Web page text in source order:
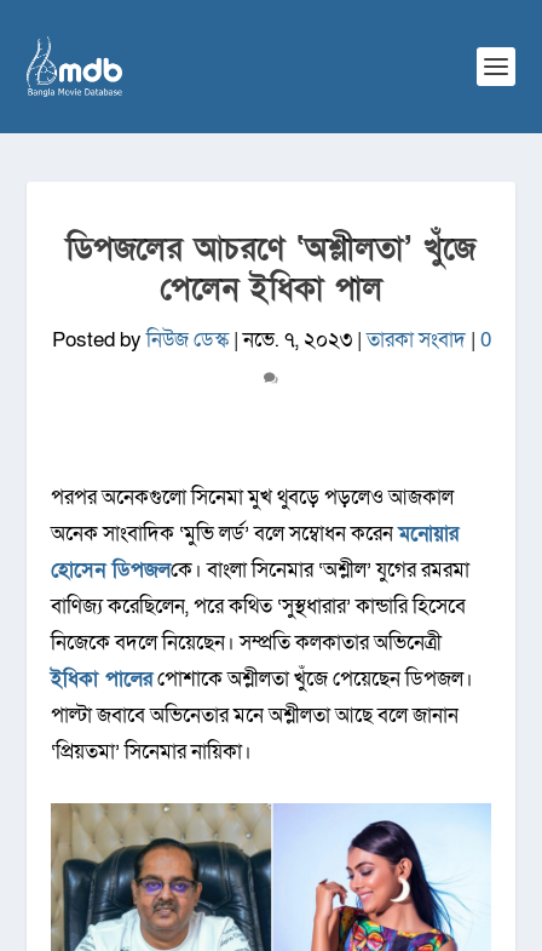
ডিপজলের আচরণে ‘অশ্লীলতা’ খুঁজে
পেলেন ইধিকা পাল
Posted byনিউজ ডেস্ক|নভে. ৭, ২০২৩|তারকা সংবাদ| 0
পরপর অনেকগুলো সিনেমা মুখ থুবড়ে পড়লেও আজকাল
অনেক সাংবাদিক ‘মুভি লর্ড’ বলে সম্বোধন করেনমনোয়ার
হোসেন ডিপজলকে। বাংলা সিনেমার ‘অশ্লীল’ যুগের রমরমা
বাণিজ্য করেছিলেন, পরে কথিত ‘সুস্থধারার’ কান্ডারি হিসেবে
নিজেকে বদলে নিয়েছেন। সম্প্রতি কলকাতার অভিনেত্রী
ইধিকা পালেরপোশাকে অশ্লীলতা খুঁজে পেয়েছেন ডিপজল।
পাল্টা জবাবে অভিনেতার মনে অশ্লীলতা আছে বলে জানান
‘প্রিয়তমা’ সিনেমার নায়িকা।